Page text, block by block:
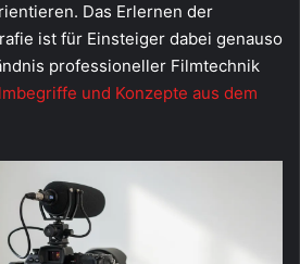
Das Erlernen der
ist für Einsteiger dabei genauso
professioneller Filmtechnik
und Konzepte aus dem